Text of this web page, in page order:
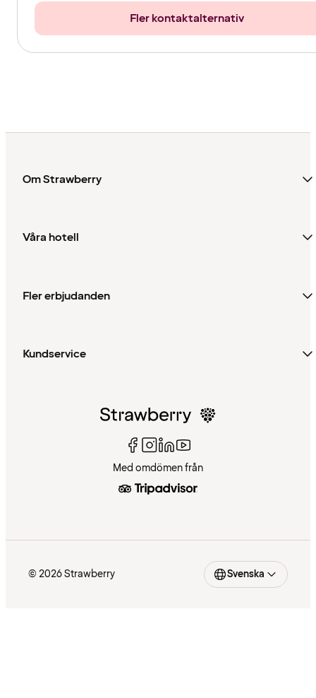
Fler kontaktalternativ
Om Strawberry
Våra hotell
Fler erbjudanden
Kundservice
Med omdömen från
© 2026 Strawberry Svenska